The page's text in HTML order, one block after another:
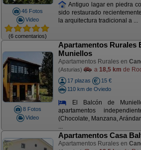
46 Fotos
Video
(6 comentarios)
Antiguo lagar en piedra
sido restaurado
la arquitectura tradicional a ...
8 Fotos
Video
Apartamentos Rurales
Muniellos
Apartamentos Rurales en
(Asturias) a 18,5 km de
17 plazas
15 €
110 km de Oviedo
El Balcón de
apartamentos
(Chocolate, Manzana,
...
Apartamentos Casa
Apartamentos Rurales en